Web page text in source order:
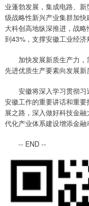
业蓬勃发展，集成电路、
级战略性新兴产业集群加
大科创高地纵深推进，战
到43%，支撑安徽工业经济
加快发展新质生产力，
先进优质生产要素向发展新
安徽将深入学习贯彻习
安徽工作的重要讲话和重
展之路，深入做好科技金
代化产业体系建设增添金融
-- END --